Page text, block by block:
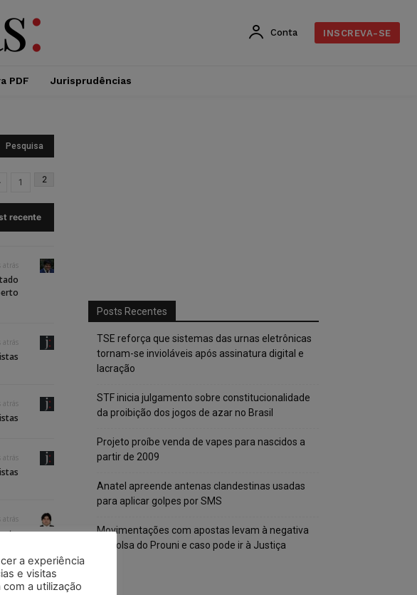
Conta INSCREVA-SE
PDF Jurisprudências
1 2
recente
atrás
atrás
atrás
atrás
atrás
atrás
Posts Recentes
TSE reforça que sistemas das urnas eletrônicas
tornam-se invioláveis após assinatura digital e
lacração
STF inicia julgamento sobre constitucionalidade
da proibição dos jogos de azar no Brasil
Projeto proíbe venda de vapes para nascidos a
partir de 2009
Anatel apreende antenas clandestinas usadas
para aplicar golpes por SMS
Movimentações com apostas levam à negativa
de bolsa do Prouni e caso pode ir à Justiça
a experiência
e visitas
com a utilização